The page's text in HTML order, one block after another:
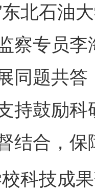
东北石油
察专员
同题共
持鼓励
结合，
技成果